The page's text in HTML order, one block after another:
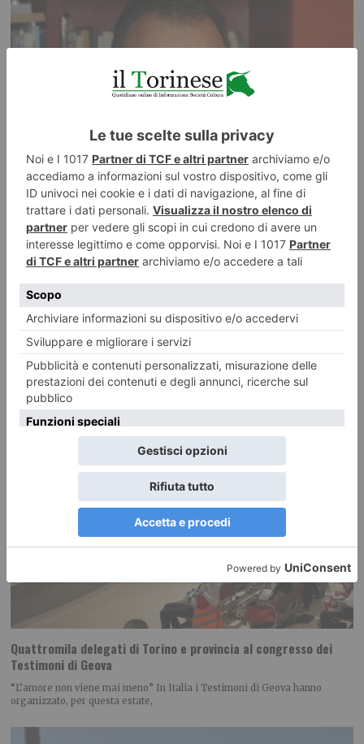
DONAZIONI PER ONLUS
Successo per il ‘compleanno solidale’ di Cristiano Bilucaglia, il mecenate
che azzera le bollette di luce
Quattromila delegati di Torino e provincia al congresso dei
Testimoni di Geova
“L’amore non viene mai meno” In Italia i Testimoni di Geova hanno
organizzato, per questa estate,